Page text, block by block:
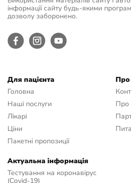
інформації сайту будь-якими
дозволу заборонено.
Для пацієнта
Головна
Наші послуги
Лікарі
Ціни
Пакетні пропозиції
Про
Про
Актуальна інформація
Тестування на коронавірус
(Covid-19)